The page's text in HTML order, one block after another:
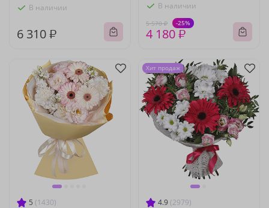
В наличии
6 310 ₽
В наличии
5 570 ₽ -25%
4 180 ₽
5 (1430) 4.9 (2979)
Хит продаж